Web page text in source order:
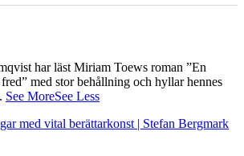
har läst Miriam Toews roman ”En
med stor behållning och hyllar hennes
See MoreSee Less
med vital berättarkonst | Stefan Bergmark